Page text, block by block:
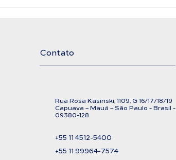
Contato
Rua Rosa Kasinski, 1109, G 16/17/18/19
Capuava – Mauá – São Paulo - Brasil -
09380-128
+55 11 4512-5400
+55 11 99964-7574